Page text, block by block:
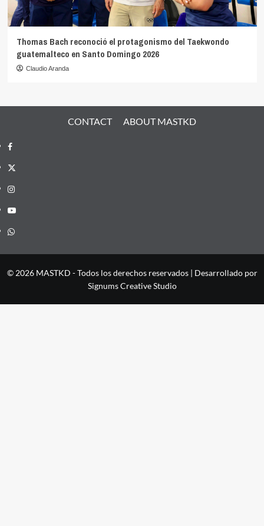
Thomas Bach reconoció el protagonismo del Taekwondo
guatemalteco en Santo Domingo 2026
Claudio Aranda
CONTACT ABOUT MASTKD
Facebook
X
Instagram
YouTube
Whatsapp